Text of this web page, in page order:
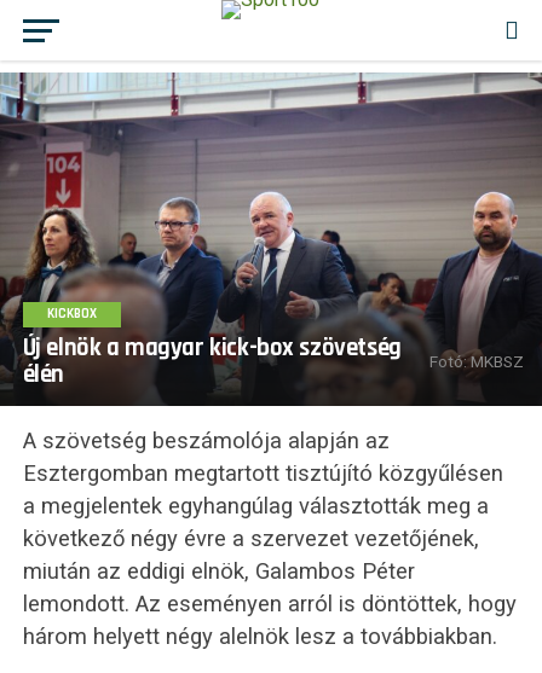
KICKBOX
Új elnök a magyar kick-box szövetség
élén
Fotó: MKBSZ
A szövetség beszámolója alapján az
Esztergomban megtartott tisztújító közgyűlésen
a megjelentek egyhangúlag választották meg a
következő négy évre a szervezet vezetőjének,
miután az eddigi elnök, Galambos Péter
lemondott. Az eseményen arról is döntöttek, hogy
három helyett négy alelnök lesz a továbbiakban.